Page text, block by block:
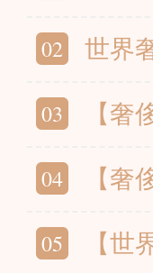
02 世界奢
03 【奢
04 【奢
05 【世